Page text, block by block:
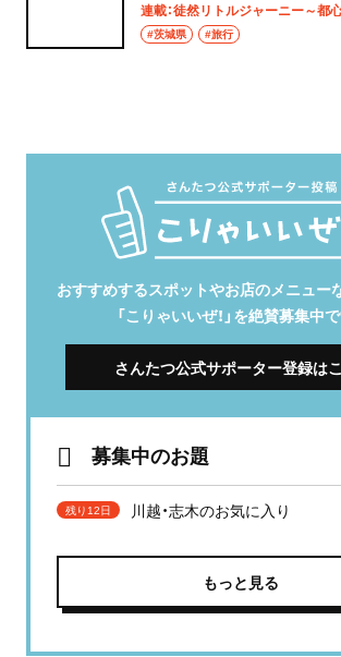
#茨城県 #旅行
おすすめするスポットやお店のメニュー
「こりゃいいぜ！」を絶賛募集中で
さんたつ公式サポーター登録は
募集中のお題
残り12日 川越・志木のお気に入り
もっと見る